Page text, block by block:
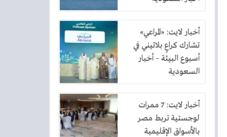
أخبار لايت: «المراعي»
تشارك كراعٍ بلاتيني في
أسبوع البيئة – أخبار
السعودية
أخبار لايت: 7 ممرات
لوجستية تربط مصر
بالأسواق الإقليمية